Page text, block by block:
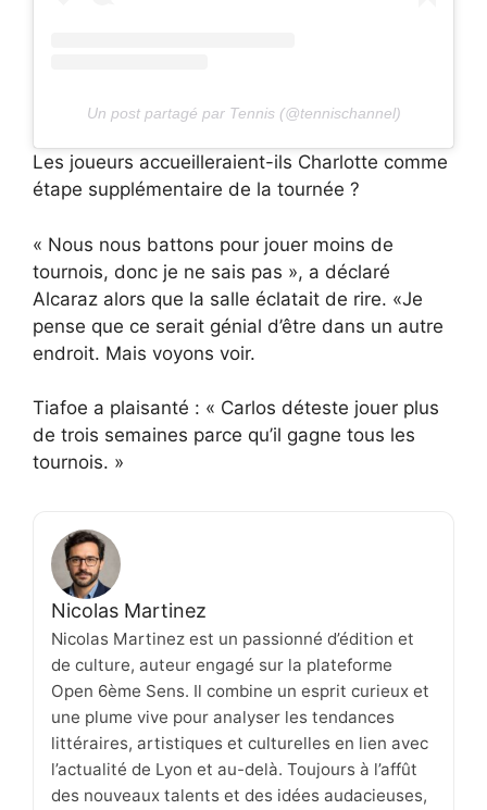
Un post partagé par Tennis (@tennischannel)
Les joueurs accueilleraient-ils Charlotte comme
étape supplémentaire de la tournée ?
« Nous nous battons pour jouer moins de
tournois, donc je ne sais pas », a déclaré
Alcaraz alors que la salle éclatait de rire. «Je
pense que ce serait génial d’être dans un autre
endroit. Mais voyons voir.
Tiafoe a plaisanté : « Carlos déteste jouer plus
de trois semaines parce qu’il gagne tous les
tournois. »
Nicolas Martinez
Nicolas Martinez est un passionné d’édition et
de culture, auteur engagé sur la plateforme
Open 6ème Sens. Il combine un esprit curieux et
une plume vive pour analyser les tendances
littéraires, artistiques et culturelles en lien avec
l’actualité de Lyon et au-delà. Toujours à l’affût
des nouveaux talents et des idées audacieuses,